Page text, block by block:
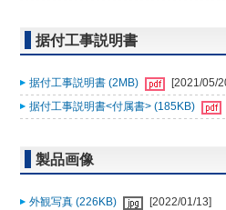
据付工事説明書
据付工事説明書 (2MB)
[2021/05/
据付工事説明書<付属書> (185KB)
製品画像
外観写真 (226KB) [2022/01/13]